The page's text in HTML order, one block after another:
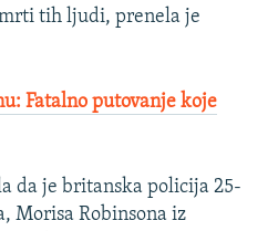
tih ljudi, prenela je
Fatalno putovanje koje
da je britanska policija 25-
Morisa Robinsona iz